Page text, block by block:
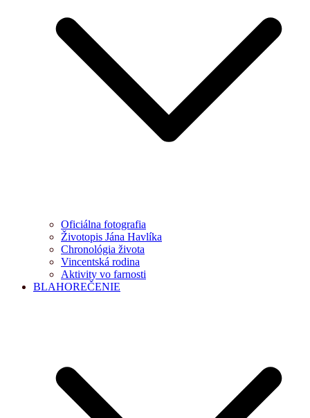
Oficiálna fotografia
Životopis Jána Havlíka
Chronológia života
Vincentská rodina
Aktivity vo farnosti
BLAHOREČENIE